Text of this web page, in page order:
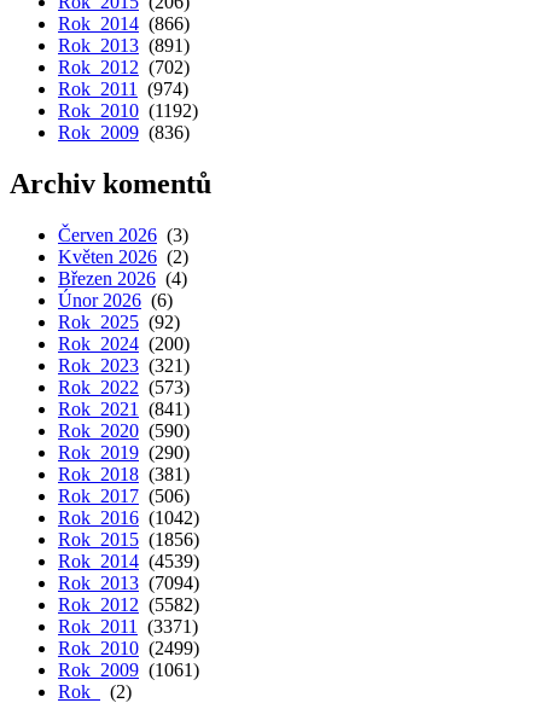
Rok 2014 (866)
Rok 2013 (891)
Rok 2012 (702)
Rok 2011
(974)
Rok 2010 (1192)
Rok 2009 (836)
Archiv komentů
Červen 2026 (3)
Květen 2026 (2)
Březen 2026 (4)
Únor 2026 (6)
Rok 2025 (92)
Rok 2024 (200)
Rok 2023 (321)
Rok 2022 (573)
Rok 2021
(841)
Rok 2020 (590)
Rok 2019 (290)
Rok 2018 (381)
Rok 2017 (506)
Rok 2016 (1042)
Rok 2015 (1856)
Rok 2014 (4539)
Rok 2013 (7094)
Rok 2012 (5582)
Rok 2011
(3371)
Rok 2010 (2499)
Rok 2009 (1061)
Rok
(2)